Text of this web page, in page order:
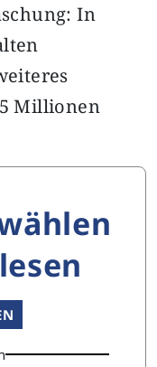
In
Millionen